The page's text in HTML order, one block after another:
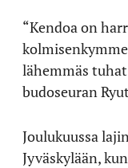
“Kendoa on
lähemmäs
budoseuran
Joulukuussa
Jyväskylään,